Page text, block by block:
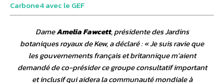
Carbone4 avec le GEF
DameAmelia Fawcett, présidente des Jardins
botaniques royaux de Kew, a déclaré : «Je suis ravie que
les gouvernements français et britannique m’aient
demandé de co-présider ce groupe consultatif important
et inclusif qui aidera la communauté mondiale à